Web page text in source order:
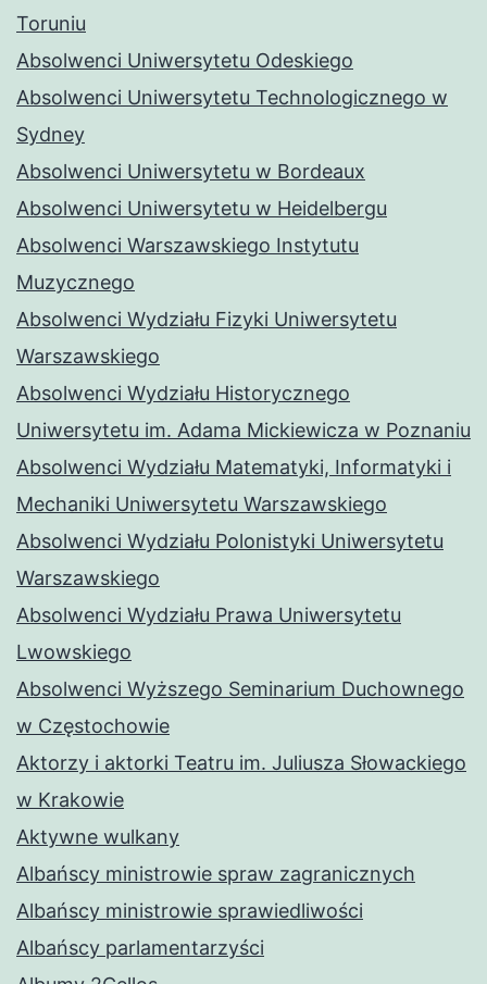
Toruniu
Absolwenci Uniwersytetu Odeskiego
Absolwenci Uniwersytetu Technologicznego w
Sydney
Absolwenci Uniwersytetu w Bordeaux
Absolwenci Uniwersytetu w Heidelbergu
Absolwenci Warszawskiego Instytutu
Muzycznego
Absolwenci Wydziału Fizyki Uniwersytetu
Warszawskiego
Absolwenci Wydziału Historycznego
Uniwersytetu im. Adama Mickiewicza w Poznaniu
Absolwenci Wydziału Matematyki, Informatyki i
Mechaniki Uniwersytetu Warszawskiego
Absolwenci Wydziału Polonistyki Uniwersytetu
Warszawskiego
Absolwenci Wydziału Prawa Uniwersytetu
Lwowskiego
Absolwenci Wyższego Seminarium Duchownego
w Częstochowie
Aktorzy i aktorki Teatru im. Juliusza Słowackiego
w Krakowie
Aktywne wulkany
Albańscy ministrowie spraw zagranicznych
Albańscy ministrowie sprawiedliwości
Albańscy parlamentarzyści